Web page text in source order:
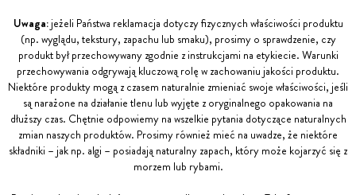
Uwaga:jeżeli Państwa reklamacja dotyczy fizycznych właściwości produktu
(np. wyglądu, tekstury, zapachu lub smaku), prosimy o sprawdzenie, czy
produkt był przechowywany zgodnie z instrukcjami na etykiecie. Warunki
przechowywania odgrywają kluczową rolę w zachowaniu jakości produktu.
Niektóre produkty mogą z czasem naturalnie zmieniać swoje właściwości, jeśli
są narażone na działanie tlenu lub wyjęte z oryginalnego opakowania na
dłuższy czas. Chętnie odpowiemy na wszelkie pytania dotyczące naturalnych
zmian naszych produktów. Prosimy również mieć na uwadze, że niektóre
składniki – jak np. algi – posiadają naturalny zapach, który może kojarzyć się z
morzem lub rybami.